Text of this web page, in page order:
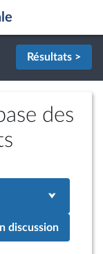
Résultats >
des
discussion